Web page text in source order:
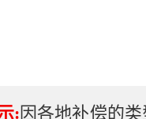
:因各地补偿的